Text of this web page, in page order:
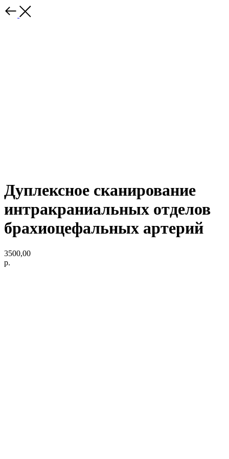
Дуплексное сканирование
интракраниальных отделов
брахиоцефальных артерий
3500,00
р.